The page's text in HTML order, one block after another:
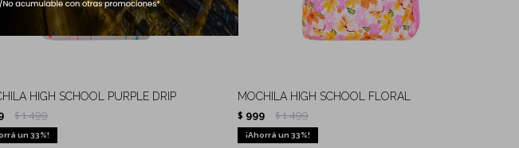
HIGH SCHOOL PURPLE DRIP
$ 1.499
33
MOCHILA HIGH SCHOOL FLORAL
$ 999 $ 1.499
33